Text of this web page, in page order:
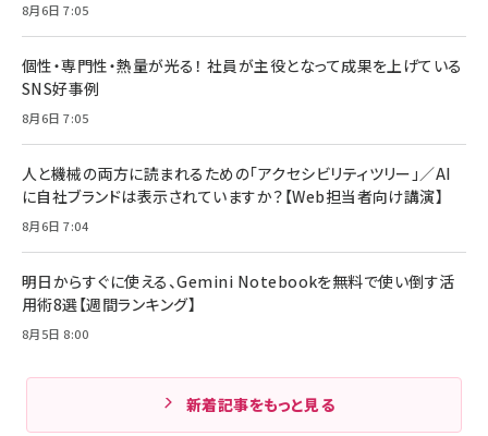
8月6日 7:05
個性・専門性・熱量が光る！ 社員が主役となって成果を上げている
SNS好事例
8月6日 7:05
人と機械の両方に読まれるための「アクセシビリティツリー」／AI
に自社ブランドは表示されていますか？【Web担当者向け講演】
8月6日 7:04
明日からすぐに使える、Gemini Notebookを無料で使い倒す活
用術8選【週間ランキング】
8月5日 8:00
新着記事をもっと見る